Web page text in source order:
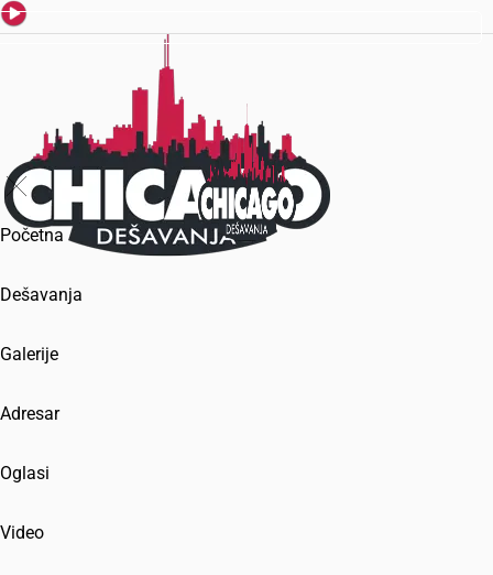
Početna
Dešavanja
Galerije
Adresar
Oglasi
Video